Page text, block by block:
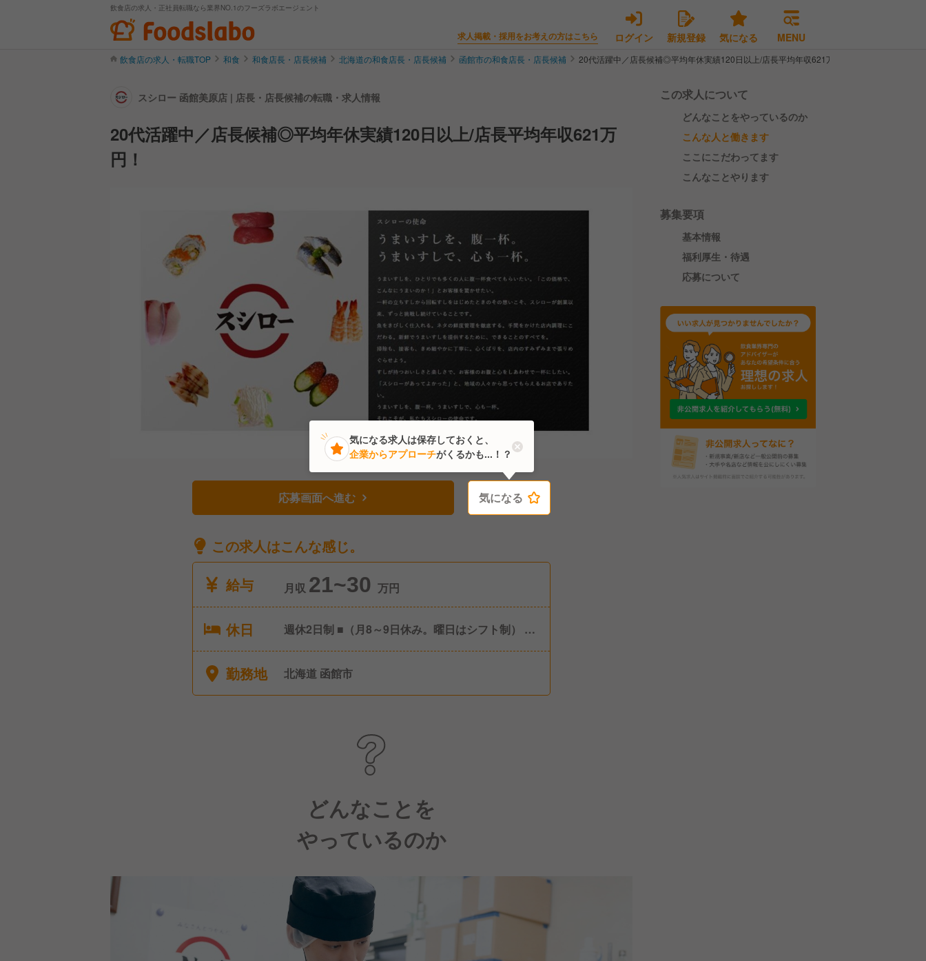
飲食店の求人・正社員転職なら業界NO.1のフーズラボエージェント
求人掲載・採用をお考えの方はこちら ログイン 新規登録 気になる MENU
飲食店の求人・転職TOP 和食 和食店長・店長候補 北海道の和食店長・店長候補 函館市の和食店長・店長候補 20代活躍中／店長候補◎平均年休実績120日以上/店長平均年収621万円！
スシロー 函館美原店 | 店長・店長候補の転職・求人情報
20代活躍中／店長候補◎平均年休実績120日以上/店長平均年収621万
円！
応募画面へ進む 気になる
この求人はこんな感じ。
給与
月収 21~30 万円
休日
週休2日制 ■（月8～9日休み。曜日はシフト制） ■
配偶者出産休暇 ■ファミリータイム制度 ■全店休業
2日間 ※今年は5/10，11に実施しました！ ★年2
ことも可能。プライベートも大切にできる会社で
めて、全社員108日以上お休みを取っています！
勤務地 北海道 函館市
どんなことを
やっているのか
この求人について
どんなことをやっているのか
こんな人と働きます
ここにこだわってます
こんなことやります
募集要項
基本情報
福利厚生・待遇
応募について
気になる
気になる求人は保存しておくと、
企業からアプローチがくるかも...！？